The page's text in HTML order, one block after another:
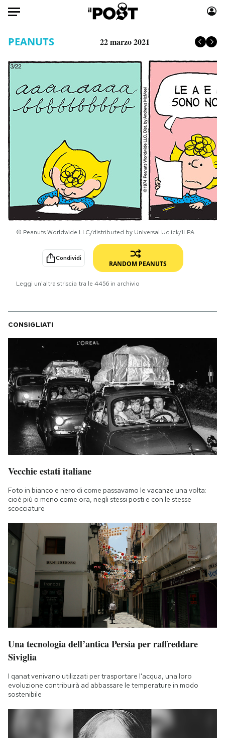
HOME
Italia
Mondo
Politica
Scienza
Cultura
Economia
Sport
Moda
Libri
Consumismi
Storie/Idee
Ok Boomer!
Media
Europa
Altrecose
Mondiali calcio 2026
NEWSLETTER
I MIEI PREFERITI
SHOP
CALENDARIO
AREA PERSONALE
Area Personale
Newsletter
Regala il Post
Hai bisogno di aiuto?
Esci
PEANUTS 22 marzo 2021
© Peanuts Worldwide LLC/distributed by Universal Uclick/ILPA
Condividi
RANDOM PEANUTS
Leggi un'altra striscia tra le 4456 in archivio
CONSIGLIATI
Vecchie estati italiane
Foto in bianco e nero di come passavamo le vacanze una volta:
cioè più o meno come ora, negli stessi posti e con le stesse
scocciature
Una tecnologia dell’antica Persia per raffreddare
Siviglia
I qanat venivano utilizzati per trasportare l'acqua, una loro
evoluzione contribuirà ad abbassare le temperature in modo
sostenibile